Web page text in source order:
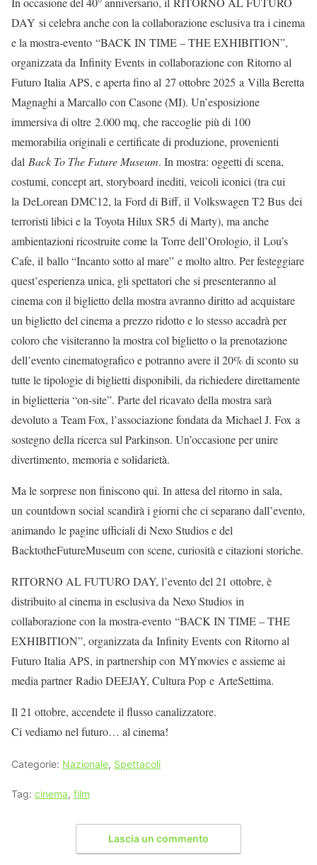
DAY si celebra anche con la collaborazione esclusiva tra i cinema
e la mostra-evento “BACK IN TIME – THE EXHIBITION”,
organizzata da Infinity Events in collaborazione con Ritorno al
Futuro Italia APS, e aperta fino al 27 ottobre 2025 a Villa Beretta
Magnaghi a Marcallo con Casone (MI). Un’esposizione
immersiva di oltre 2.000 mq, che raccoglie più di 100
memorabilia originali e certificate di produzione, provenienti
dal Back To The Future Museum. In mostra: oggetti di scena,
costumi, concept art, storyboard inediti, veicoli iconici (tra cui
la DeLorean DMC12, la Ford di Biff, il Volkswagen T2 Bus dei
terroristi libici e la Toyota Hilux SR5 di Marty), ma anche
ambientazioni ricostruite come la Torre dell’Orologio, il Lou’s
Cafe, il ballo “Incanto sotto al mare” e molto altro. Per festeggiare
quest’esperienza unica, gli spettatori che si presenteranno al
cinema con il biglietto della mostra avranno diritto ad acquistare
un biglietto del cinema a prezzo ridotto e lo stesso accadrà per
coloro che visiteranno la mostra col biglietto o la prenotazione
dell’evento cinematografico e potranno avere il 20% di sconto su
tutte le tipologie di biglietti disponibili, da richiedere direttamente
in biglietteria “on-site”. Parte del ricavato della mostra sarà
devoluto a Team Fox, l’associazione fondata da Michael J. Fox a
sostegno della ricerca sul Parkinson. Un’occasione per unire
divertimento, memoria e solidarietà.
Ma le sorprese non finiscono qui. In attesa del ritorno in sala,
un countdown social scandirà i giorni che ci separano dall’evento,
animando le pagine ufficiali di Nexo Studios e del
BacktotheFutureMuseum con scene, curiosità e citazioni storiche.
RITORNO AL FUTURO DAY, l’evento del 21 ottobre, è
distribuito al cinema in esclusiva da Nexo Studios in
collaborazione con la mostra-evento “BACK IN TIME – THE
EXHIBITION”, organizzata da Infinity Events con Ritorno al
Futuro Italia APS, in partnership con MYmovies e assieme ai
media partner Radio DEEJAY, Cultura Pop e ArteSettima.
Il 21 ottobre, accendete il flusso canalizzatore.
Ci vediamo nel futuro… al cinema!
Categorie: Nazionale, Spettacoli
Tag: cinema, film
Lascia un commento